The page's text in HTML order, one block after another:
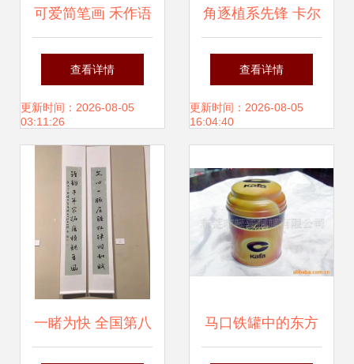
可爱简笔画 禾作语
快教程
查看详情
更新时间：2026-08-05
03:11:26
角逐植系先锋 卡尔
顿植系“最创新植系
青年营销奖”入围作
查看详情
更新时间：2026-08-05
16:04:40
一睹为快 全国第八 马口铁罐中的东方